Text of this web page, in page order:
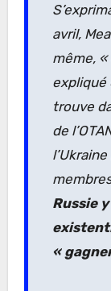
avril,
même,
expliqué
trouve
de
Russie
«